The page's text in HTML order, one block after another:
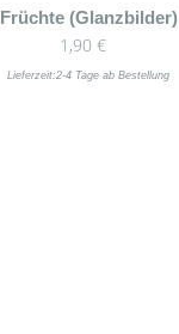
Früchte (Glanzbilder)
1,90 €
Lieferzeit:2-4 Tage ab Bestellung